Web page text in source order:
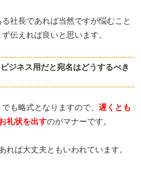
社長であれば当然ですが悩むこと
伝えれば良いと思います。
ジネス用だと宛名はどうするべき
も略式となりますので、 遅くとも
礼状を出すのがマナーです。
れば大丈夫ともいわれています。